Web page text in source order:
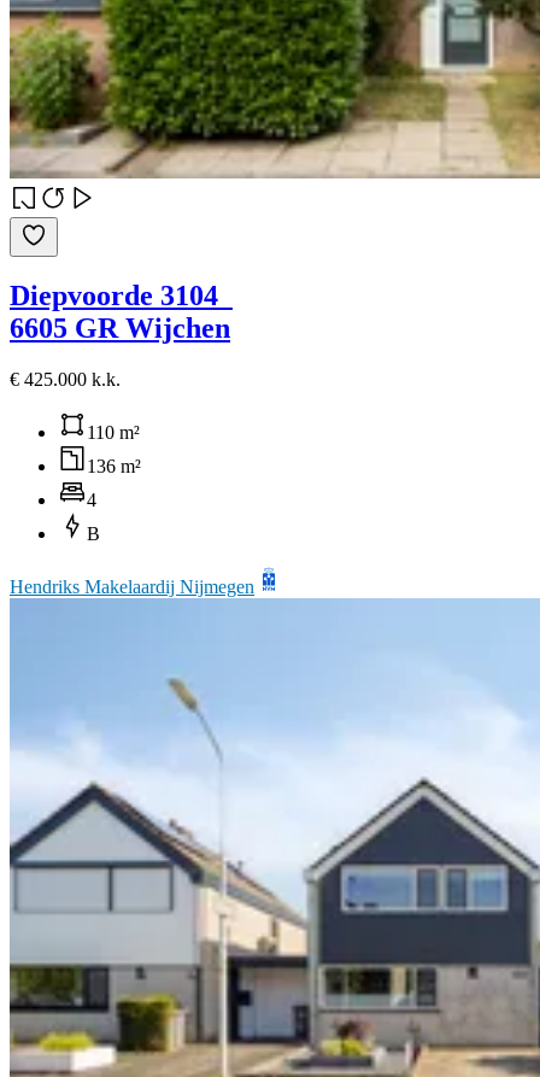
Diepvoorde 3104
6605 GR Wijchen
€ 425.000 k.k.
110 m²
136 m²
4
B
Hendriks Makelaardij Nijmegen